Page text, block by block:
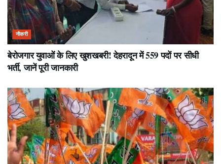
नौकरी
बेरोजगार युवाओं के लिए खुशखबरी! देहरादून में 559 पदों पर सीधी
भर्ती, जानें पूरी जानकारी